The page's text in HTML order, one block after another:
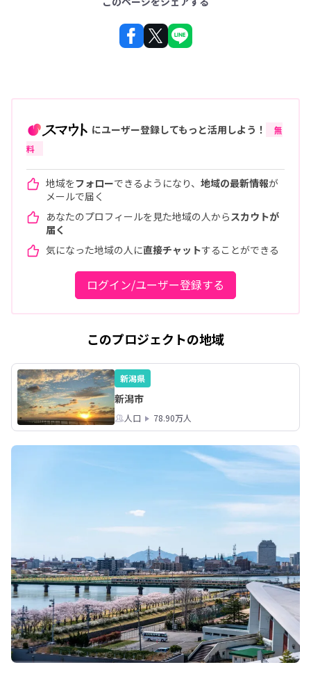
にユーザー登録してもっと活用しよう！
無
料
地域をフォローできるようになり、 地域の最新情報が
メールで届く
あなたのプロフィールを見た地域の人から スカウトが
届く
気になった地域の人に直接チャットすることができる
ログイン/ユーザー登録する
このプロジェクトの地域
新潟県
新潟市
人口 78.90万人